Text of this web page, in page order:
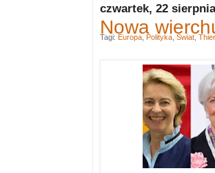
czwartek, 22
Nowa
Tagi: Europa Polityka Świat